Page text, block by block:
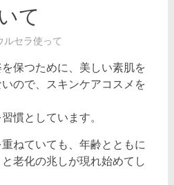
て
ルセラ使って
保つために、美しい素肌を
ので、スキンケアコスメを
慣としています。
ねていても、年齢とともに
老化の兆しが現れ始めてし